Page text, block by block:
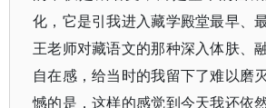
化，它是引我进入藏学殿堂最早、
王老师对藏语文的那种深入体肤、
自在感，给当时的我留下了难以磨
憾的是，这样的感觉到今天我还依